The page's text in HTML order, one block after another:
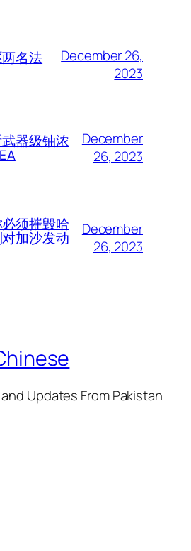
名法
December 26,
2023
器级铀浓
December
26, 2023
须摧毁哈
加沙发动
December
26, 2023
Updates From Pakistan